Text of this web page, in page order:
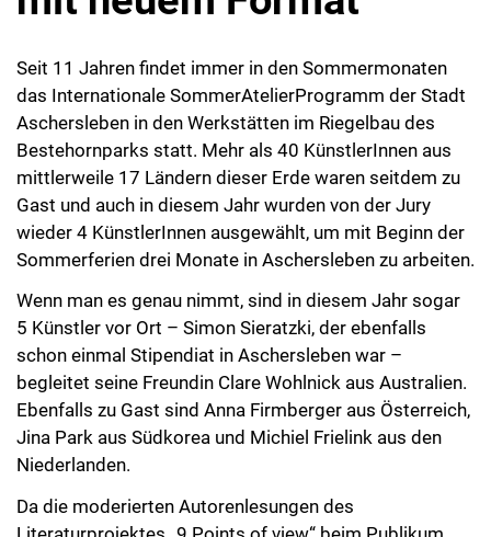
Seit 11 Jahren findet immer in den Sommermonaten
das Internationale SommerAtelierProgramm der Stadt
Aschersleben in den Werkstätten im Riegelbau des
Bestehornparks statt. Mehr als 40 KünstlerInnen aus
mittlerweile 17 Ländern dieser Erde waren seitdem zu
Gast und auch in diesem Jahr wurden von der Jury
wieder 4 KünstlerInnen ausgewählt, um mit Beginn der
Sommerferien drei Monate in Aschersleben zu arbeiten.
Wenn man es genau nimmt, sind in diesem Jahr sogar
5 Künstler vor Ort – Simon Sieratzki, der ebenfalls
schon einmal Stipendiat in Aschersleben war –
begleitet seine Freundin Clare Wohlnick aus Australien.
Ebenfalls zu Gast sind Anna Firmberger aus Österreich,
Jina Park aus Südkorea und Michiel Frielink aus den
Niederlanden.
Da die moderierten Autorenlesungen des